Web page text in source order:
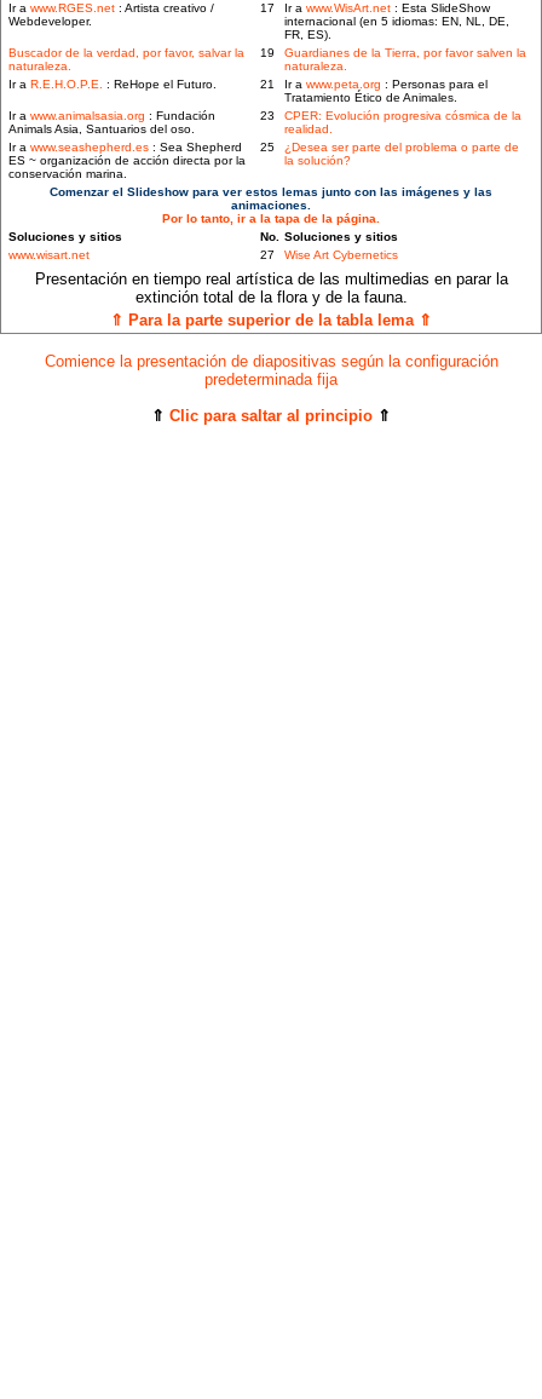
Ir a www.RGES.net : Artista creativo /
Webdeveloper.
17 Ir a www.WisArt.net : Esta SlideShow
internacional (en 5 idiomas: EN, NL, DE,
FR, ES).
Buscador de la verdad, por favor, salvar la
naturaleza.
19
Guardianes de la Tierra, por favor salven la
naturaleza.
Ir a R.E.H.O.P.E. : ReHope el Futuro. 21 Ir a www.peta.org : Personas para el
Tratamiento Ético de Animales.
Ir a www.animalsasia.org : Fundación
Animals Asia, Santuarios del oso.
23
CPER: Evolución progresiva cósmica de la
realidad.
Ir a www.seashepherd.es : Sea Shepherd
ES ~ organización de acción directa por la
conservación marina.
25
¿Desea ser parte del problema o parte de
la solución?
Comenzar el Slideshow para ver estos lemas junto con las imágenes y las
animaciones.
Por lo tanto, ir a la tapa de la página.
Soluciones y sitios
No. Soluciones y sitios
www.wisart.net
27 Wise Art Cybernetics
Presentación en tiempo real artística de las multimedias en parar la
extinción total de la flora y de la fauna.
⇑ Para la parte superior de la tabla lema ⇑
Comience la presentación de diapositivas según la configuración
predeterminada fija
⇑ Clic para saltar al principio ⇑